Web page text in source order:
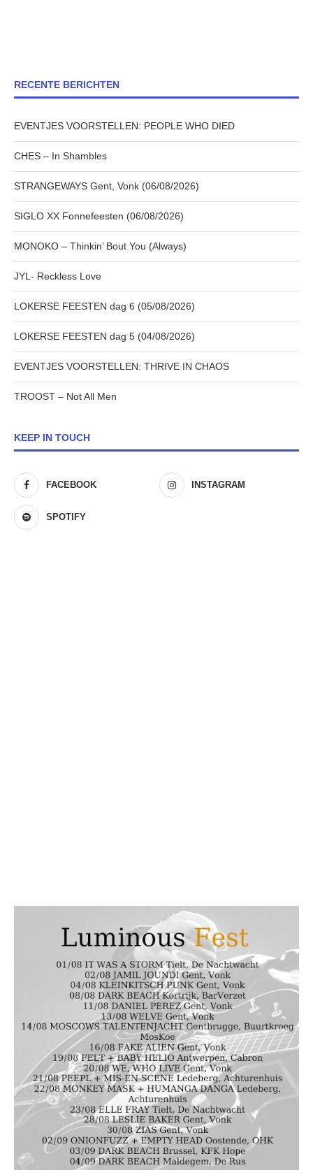
RECENTE BERICHTEN
EVENTJES VOORSTELLEN: PEOPLE WHO DIED
CHES – In Shambles
STRANGEWAYS Gent, Vonk (06/08/2026)
SIGLO XX Fonnefeesten (06/08/2026)
MONOKO – Thinkin’ Bout You (Always)
JYL- Reckless Love
LOKERSE FEESTEN dag 6 (05/08/2026)
LOKERSE FEESTEN dag 5 (04/08/2026)
EVENTJES VOORSTELLEN: THRIVE IN CHAOS
TROOST – Not All Men
KEEP IN TOUCH
FACEBOOK INSTAGRAM
SPOTIFY